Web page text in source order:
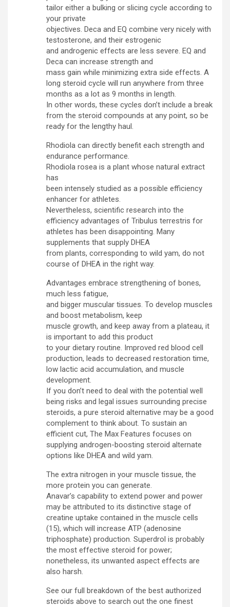
tailor either a bulking or slicing cycle according to
your private
objectives. Deca and EQ combine very nicely with
testosterone, and their estrogenic
and androgenic effects are less severe. EQ and
Deca can increase strength and
mass gain while minimizing extra side effects. A
long steroid cycle will run anywhere from three
months as a lot as 9 months in length.
In other words, these cycles don’t include a break
from the steroid compounds at any point, so be
ready for the lengthy haul.
Rhodiola can directly benefit each strength and
endurance performance.
Rhodiola rosea is a plant whose natural extract
has
been intensely studied as a possible efficiency
enhancer for athletes.
Nevertheless, scientific research into the
efficiency advantages of Tribulus terrestris for
athletes has been disappointing. Many
supplements that supply DHEA
from plants, corresponding to wild yam, do not
course of DHEA in the right way.
Advantages embrace strengthening of bones,
much less fatigue,
and bigger muscular tissues. To develop muscles
and boost metabolism, keep
muscle growth, and keep away from a plateau, it
is important to add this product
to your dietary routine. Improved red blood cell
production, leads to decreased restoration time,
low lactic acid accumulation, and muscle
development.
If you don’t need to deal with the potential well
being risks and legal issues surrounding precise
steroids, a pure steroid alternative may be a good
complement to think about. To sustain an
efficient cut, The Max Features focuses on
supplying androgen-boosting steroid alternate
options like DHEA and wild yam.
The extra nitrogen in your muscle tissue, the
more protein you can generate.
Anavar’s capability to extend power and power
may be attributed to its distinctive stage of
creatine uptake contained in the muscle cells
(15), which will increase ATP (adenosine
triphosphate) production. Superdrol is probably
the most effective steroid for power;
nonetheless, its unwanted aspect effects are
also harsh.
See our full breakdown of the best authorized
steroids above to search out the one finest